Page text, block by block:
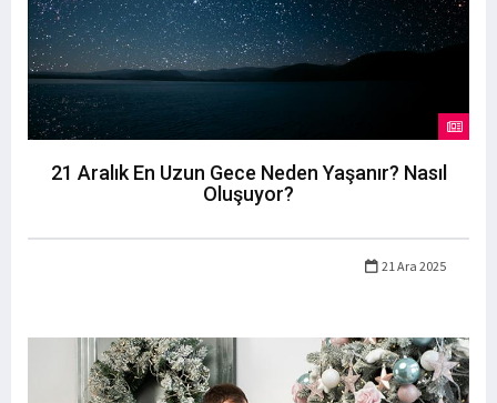
21 Aralık En Uzun Gece Neden Yaşanır? Nasıl
Oluşuyor?
21 Ara 2025